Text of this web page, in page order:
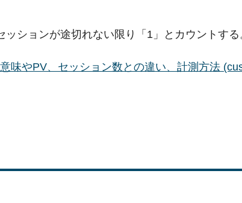
ションが途切れない限り「1」とカウントする
味やPV、セッション数との違い、計測方法